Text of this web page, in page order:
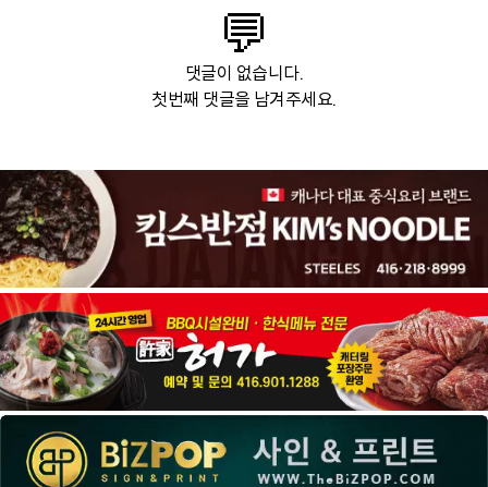
💬
댓글이 없습니다.
첫번째 댓글을 남겨주세요.